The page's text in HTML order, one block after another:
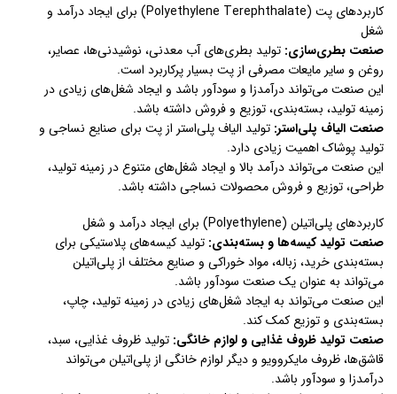
کاربردهای پت (Polyethylene Terephthalate) برای ایجاد درآمد و
شغل
صنعت بطری‌سازی: تولید بطری‌های آب معدنی، نوشیدنی‌ها، عصایر،
روغن و سایر مایعات مصرفی از پت بسیار پرکاربرد است.
این صنعت می‌تواند درآمدزا و سودآور باشد و ایجاد شغل‌های زیادی در
زمینه تولید، بسته‌بندی، توزیع و فروش داشته باشد.
صنعت الیاف پلی‌استر: تولید الیاف پلی‌استر از پت برای صنایع نساجی و
تولید پوشاک اهمیت زیادی دارد.
این صنعت می‌تواند درآمد بالا و ایجاد شغل‌های متنوع در زمینه تولید،
طراحی، توزیع و فروش محصولات نساجی داشته باشد.
کاربردهای پلی‌اتیلن (Polyethylene) برای ایجاد درآمد و شغل
صنعت تولید کیسه‌ها و بسته‌بندی: تولید کیسه‌های پلاستیکی برای
بسته‌بندی خرید، زباله، مواد خوراکی و صنایع مختلف از پلی‌اتیلن
می‌تواند به عنوان یک صنعت سودآور باشد.
این صنعت می‌تواند به ایجاد شغل‌های زیادی در زمینه تولید، چاپ،
بسته‌بندی و توزیع کمک کند.
صنعت تولید ظروف غذایی و لوازم خانگی: تولید ظروف غذایی، سبد،
قاشق‌ها، ظروف مایکروویو و دیگر لوازم خانگی از پلی‌اتیلن می‌تواند
درآمدزا و سودآور باشد.